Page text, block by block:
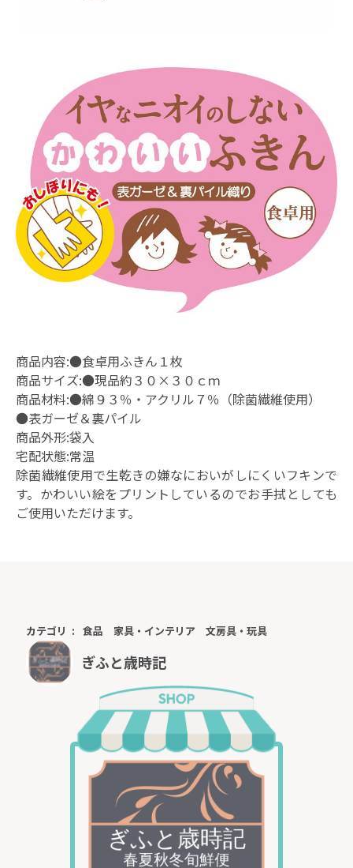
商品内容:●食卓用ふきん１枚
商品サイズ:●現品約３０×３０ｃｍ
商品材料:●綿９３％・アクリル７％（除菌繊維使用）
●表ガーゼ＆裏パイル
商品外形:袋入
宅配状態:常温
除菌繊維使用で生乾きの嫌なにおいがしにくいフキンで
す。かわいい絵をプリントしているのでお手拭としても
ご使用いただけます。
カテゴリ 食品 家具・インテリア 文房具・玩具
ぎふと歳時記